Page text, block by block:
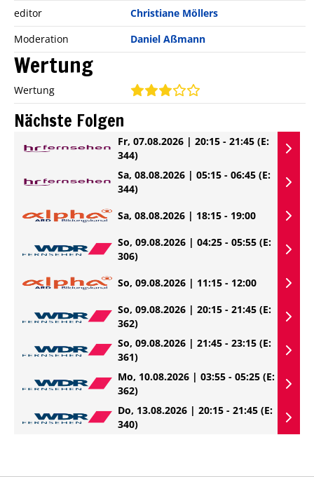
editor
Christiane Möllers
Moderation
Daniel Aßmann
Wertung
Wertung
Nächste Folgen
Fr, 07.08.2026 | 20:15 - 21:45 (E:
344)
Sa, 08.08.2026 | 05:15 - 06:45 (E:
344)
Sa, 08.08.2026 | 18:15 - 19:00
So, 09.08.2026 | 04:25 - 05:55 (E:
306)
So, 09.08.2026 | 11:15 - 12:00
So, 09.08.2026 | 20:15 - 21:45 (E:
362)
So, 09.08.2026 | 21:45 - 23:15 (E:
361)
Mo, 10.08.2026 | 03:55 - 05:25 (E:
362)
Do, 13.08.2026 | 20:15 - 21:45 (E:
340)